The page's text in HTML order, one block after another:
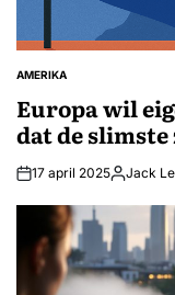
GEPLAATST
AMERIKA
Europa wil
dat de slimste
17 april 2025Geplaatst
Jack